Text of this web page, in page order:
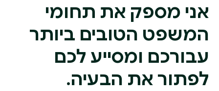
אני מספק את תחומי
המשפט הטובים ביותר
עבורכם ומסייע לכם
לפתור את הבעיה.